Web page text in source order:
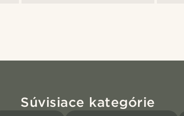
Súvisiace kategórie